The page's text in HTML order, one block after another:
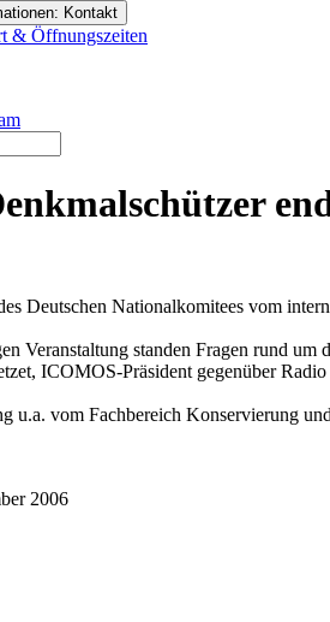
Kontakt
& Öffnungszeiten
Deutschen Nationalkomitees vom
Veranstaltung standen Fragen rund um
ICOMOS-Präsident gegenüber
u.a. vom Fachbereich Konservierung
2006